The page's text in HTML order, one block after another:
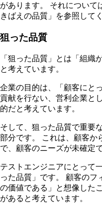
があります。 それについて
きばえの品質」を参照して
狙った品質
「狙った品質」とは「組織
と考えています。
企業の目的は、「顧客にと
貢献を行ない、営利企業と
的だと考えています。
そして、狙った品質で重要
部分です。 これは、顧客か
で、顧客のニーズが未確定
テストエンジニアにとって
った品質」です。 顧客のフ
の価値である」と想像した
があると考えています。